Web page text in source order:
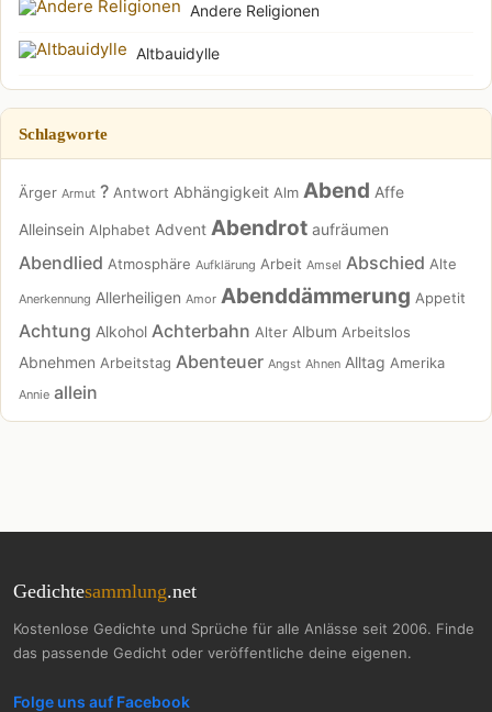
Andere Religionen
Altbauidylle
Schlagworte
Ärger Armut ? Antwort Abhängigkeit Alm Abend Affe
Alleinsein Alphabet Advent Abendrot aufräumen
Abendlied Atmosphäre Aufklärung Arbeit Amsel Abschied Alte
Anerkennung Allerheiligen Amor Abenddämmerung Appetit
Achtung Alkohol Achterbahn Alter Album Arbeitslos
Abnehmen Arbeitstag Abenteuer Angst Ahnen Alltag Amerika
Annie allein
Gedichtesammlung.net
Kostenlose Gedichte und Sprüche für alle Anlässe seit 2006. Finde
das passende Gedicht oder veröffentliche deine eigenen.
Folge uns auf Facebook